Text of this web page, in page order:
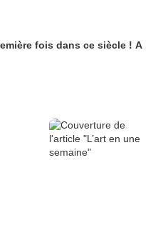
fois dans ce siècle ! A